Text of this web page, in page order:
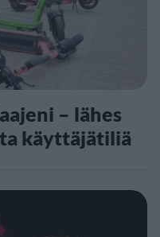
– lähes
käyttäjätiliä